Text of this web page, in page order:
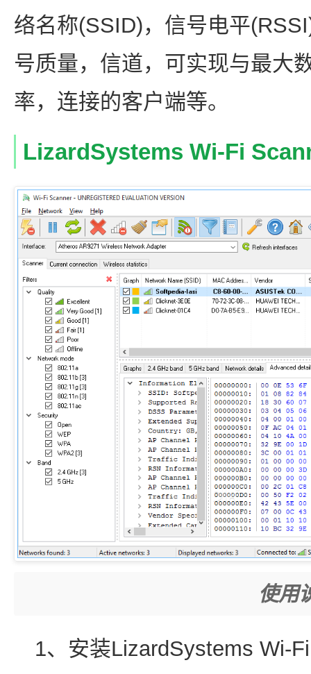
络名称(SSID)，信号电平
号质量，信道，可实现与最大
率，连接的客户端等。
LizardSystems Wi-Fi
使用
1、安装LizardSystems Wi-